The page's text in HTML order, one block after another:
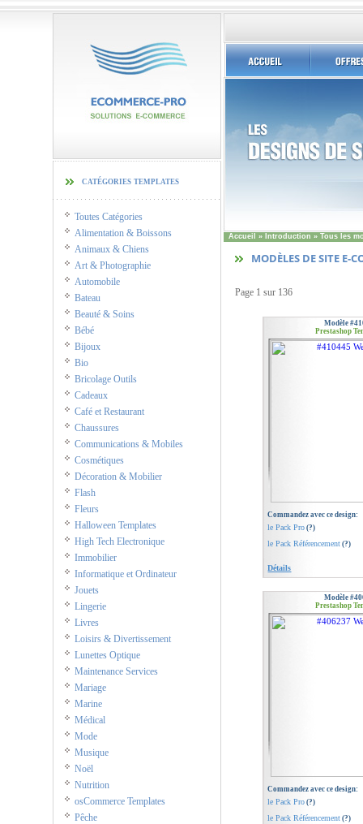
catégories templates
Toutes Catégories
Alimentation & Boissons
Animaux & Chiens
Art & Photographie
Automobile
Bateau
Beauté & Soins
Bébé
Bijoux
Bio
Bricolage Outils
Cadeaux
Café et Restaurant
Chaussures
Communications & Mobiles
Cosmétiques
Décoration & Mobilier
Flash
Fleurs
Halloween Templates
High Tech Electronique
Immobilier
Informatique et Ordinateur
Jouets
Lingerie
Livres
Loisirs & Divertissement
Lunettes Optique
Maintenance Services
Mariage
Marine
Médical
Mode
Musique
Noël
Nutrition
osCommerce Templates
Pêche
Accueil » Introduction » Tous les
MODÈLES DE SITE E-
Page 1 sur 136
Modèle
Prestashop
Commandez avec ce design:
le Pack Pro (?)
le Pack Référencement (?)
Détails
Modèle
Prestashop
Commandez avec ce design:
le Pack Pro (?)
le Pack Référencement (?)